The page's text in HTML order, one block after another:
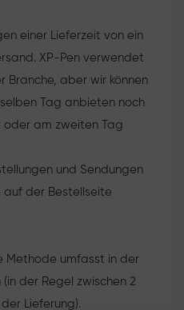
einer Lieferzeit von ein
XP-Pen verwendet
Branche, aber wir können
Tag anbieten noch
oder am zweiten Tag
und Sendungen
auf der Bestellseite
Methode umfasst in der
der Regel zwischen 2
Lieferung).